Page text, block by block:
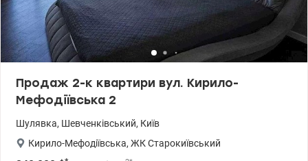
Продаж 2-к квартири вул. Кирило-
Мефодіївська 2
Шулявка, Шевченківський, Київ
Кирило-Мефодіївська, ЖК Старокиївський